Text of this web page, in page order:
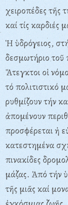
χειροπέδες τῆς
καί τίς καρδιές
Ἡ ὑδρόγειος,
δεσμωτήριο τοῦ
Ἄτεγκτοι οἱ
τό πολιτιστικό
ρυθμίζουν τήν
ἀπομένουν
προσφέρεται ἡ
κατεστημένα
πινακίδες
μάζας. Ἀπό τήν
τῆς μιᾶς καί